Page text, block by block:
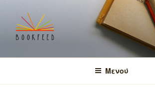
περιεχόμενο
BOOKFEED
μοιραζόμαστε την αγάπη για τα βιβλία
Μενού